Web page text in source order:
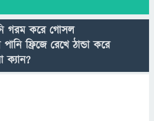
গরম করে গোসল
পানি ফ্রিজে রেখে ঠান্ডা করে
ক্যান?